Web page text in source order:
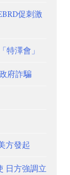
促刺激
特澤會」
府詐騙
方發起
日方強調立